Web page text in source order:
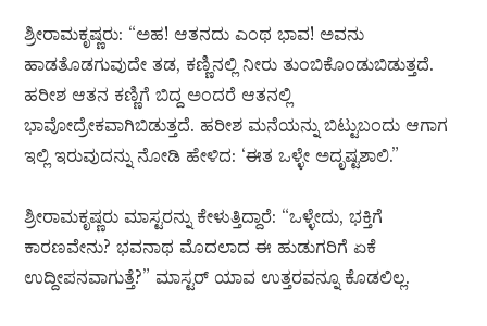
ಶ್ರೀರಾಮಕೃಷ್ಣರು: “ಅಹ! ಆತನದು ಎಂಥ ಭಾವ! ಅವನು
ಹಾಡತೊಡಗುವುದೇ ತಡ, ಕಣ್ಣಿನಲ್ಲಿ ನೀರು ತುಂಬಿಕೊಂಡುಬಿಡುತ್ತದೆ.
ಹರೀಶ ಆತನ ಕಣ್ಣಿಗೆ ಬಿದ್ದ ಅಂದರೆ ಆತನಲ್ಲಿ
ಭಾವೋದ್ರೇಕವಾಗಿಬಿಡುತ್ತದೆ. ಹರೀಶ ಮನೆಯನ್ನು ಬಿಟ್ಟುಬಂದು ಆಗಾಗ
ಇಲ್ಲಿ ಇರುವುದನ್ನು ನೋಡಿ ಹೇಳಿದ: ‘ಈತ ಒಳ್ಳೇ ಅದೃಷ್ಟಶಾಲಿ.”
ಶ್ರೀರಾಮಕೃಷ್ಣರು ಮಾಸ್ಟರನ್ನು ಕೇಳುತ್ತಿದ್ದಾರೆ: “ಒಳ್ಳೇದು, ಭಕ್ತಿಗೆ
ಕಾರಣವೇನು? ಭವನಾಥ ಮೊದಲಾದ ಈ ಹುಡುಗರಿಗೆ ಏಕೆ
ಉದ್ದೀಪನವಾಗುತ್ತೆ?” ಮಾಸ್ಟರ್ ಯಾವ ಉತ್ತರವನ್ನೂ ಕೊಡಲಿಲ್ಲ.